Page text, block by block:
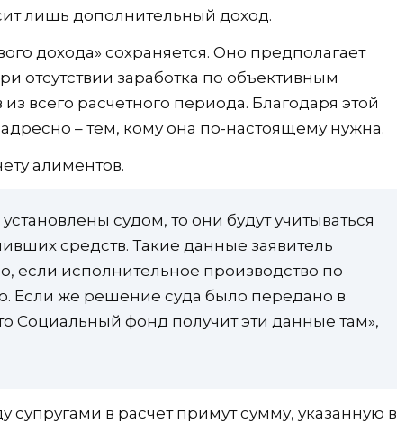
лишь дополнительный доход.
дохода» сохраняется. Оно предполагает
отсутствии заработка по объективным
всего расчетного периода. Благодаря этой
– тем, кому она по-настоящему нужна.
алиментов.
судом, то они будут учитываться
средств. Такие данные заявитель
если исполнительное производство по
Если же решение суда было передано в
Социальный фонд получит эти данные там»,
в расчет примут сумму, указанную в